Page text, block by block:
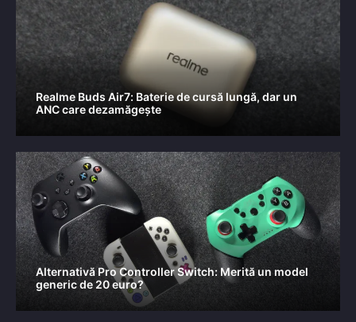
Realme Buds Air7: Baterie de cursă lungă, dar un
ANC care dezamăgește
Alternativă Pro Controller Switch: Merită un model
generic de 20 euro?